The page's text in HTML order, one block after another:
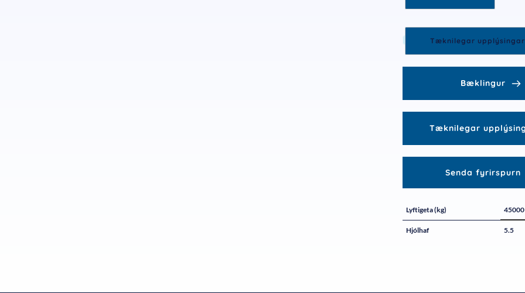
Tæknilegar upplýsingar
Bæklingur
Tæknilegar
Senda fyrirspurn
Lyftigeta (kg) 45000
Hjólhaf 5.5